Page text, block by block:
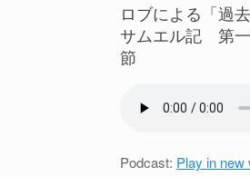
ロブによる「過
サムエル記 第一
節
Podcast: Play in new